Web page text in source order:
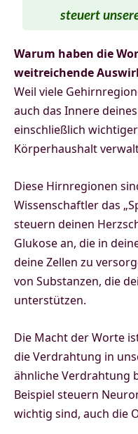
steuert
Warum haben die
weitreichende
Weil viele
auch das Innere
einschließlich
Körperhaushalt
Diese Hirnregionen
Wissenschaftler das
steuern deinen
Glukose an, die in
deine Zellen zu
von Substanzen, die
unterstützen.
Die Macht der Worte
die Verdrahtung in
ähnliche Verdrahtung
Beispiel steuern
wichtig sind, auch die